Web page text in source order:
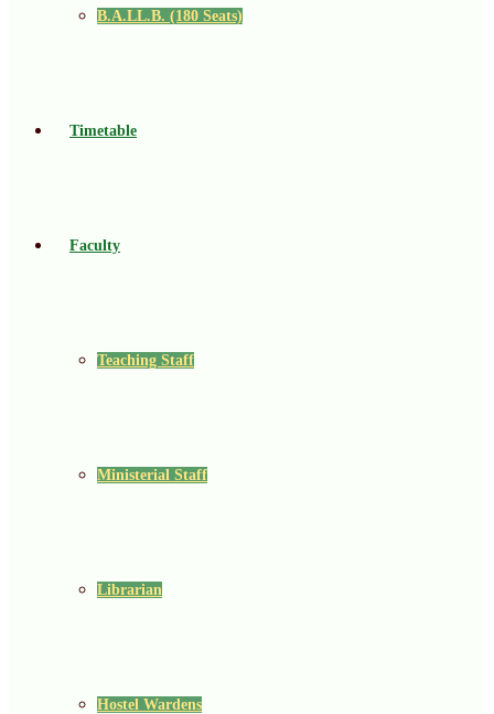
B.A.LL.B. (180 Seats)
Timetable
Faculty
Teaching Staff
Ministerial Staff
Librarian
Hostel Wardens